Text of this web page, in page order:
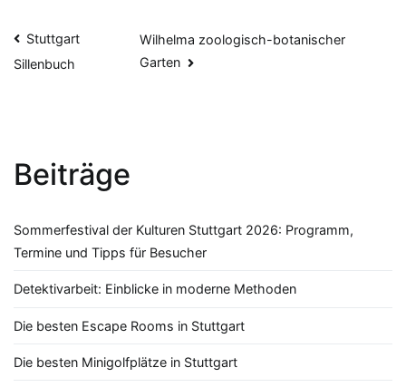
Beitragsnavigation
Stuttgart
Sillenbuch
Wilhelma zoologisch-botanischer
Garten
Beiträge
Sommerfestival der Kulturen Stuttgart 2026: Programm,
Termine und Tipps für Besucher
Detektivarbeit: Einblicke in moderne Methoden
Die besten Escape Rooms in Stuttgart
Die besten Minigolfplätze in Stuttgart